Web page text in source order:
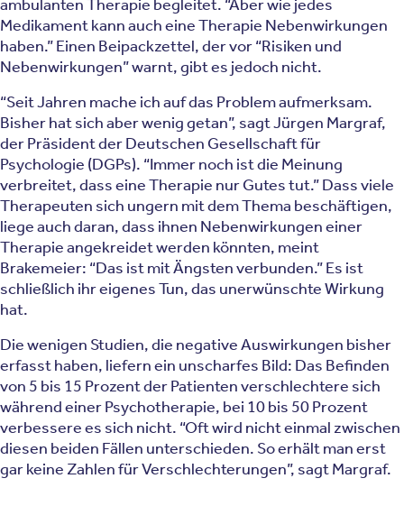
ambulanten Therapie begleitet. “Aber wie jedes
Medikament kann auch eine Therapie Nebenwirkungen
haben.” Einen Beipackzettel, der vor “Risiken und
Nebenwirkungen” warnt, gibt es jedoch nicht.
“Seit Jahren mache ich auf das Problem aufmerksam.
Bisher hat sich aber wenig getan”, sagt Jürgen Margraf,
der Präsident der Deutschen Gesellschaft für
Psychologie (DGPs). “Immer noch ist die Meinung
verbreitet, dass eine Therapie nur Gutes tut.” Dass viele
Therapeuten sich ungern mit dem Thema beschäftigen,
liege auch daran, dass ihnen Nebenwirkungen einer
Therapie angekreidet werden könnten, meint
Brakemeier: “Das ist mit Ängsten verbunden.” Es ist
schließlich ihr eigenes Tun, das unerwünschte Wirkung
hat.
Die wenigen Studien, die negative Auswirkungen bisher
erfasst haben, liefern ein unscharfes Bild: Das Befinden
von 5 bis 15 Prozent der Patienten verschlechtere sich
während einer Psychotherapie, bei 10 bis 50 Prozent
verbessere es sich nicht. “Oft wird nicht einmal zwischen
diesen beiden Fällen unterschieden. So erhält man erst
gar keine Zahlen für Verschlechterungen”, sagt Margraf.